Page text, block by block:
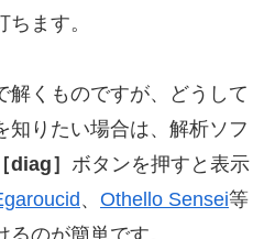
ます。
解くものですが、どうして
知りたい場合は、解析ソフ
［diag］ ボタンを押すと表示
、 Othello Sensei等
のが簡単です。